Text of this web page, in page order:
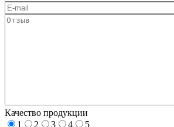
Качество продукции
1
2 3 4
5